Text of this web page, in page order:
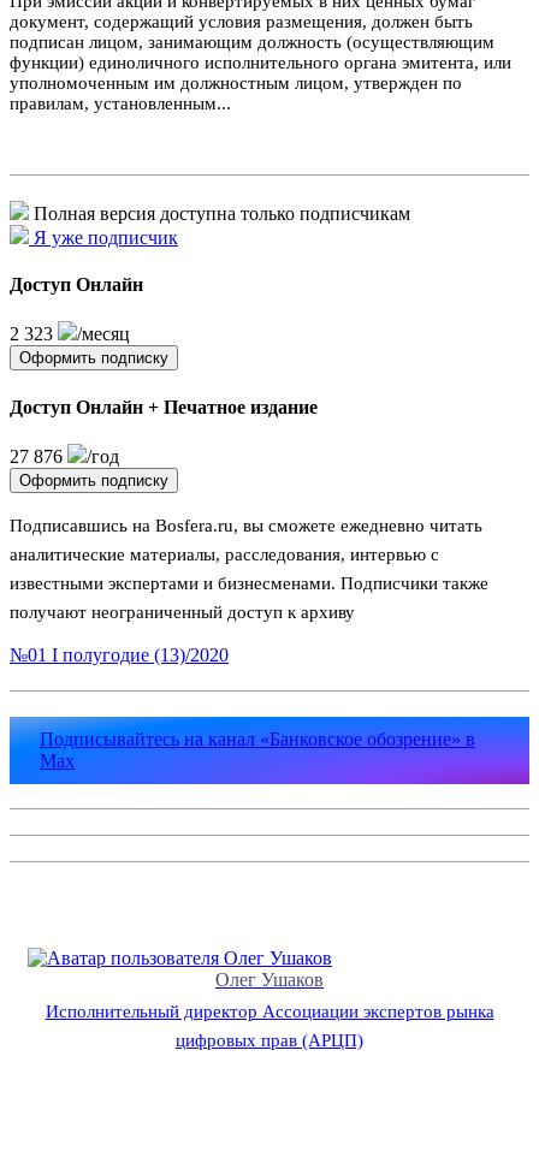
документ, содержащий условия размещения, должен быть
подписан лицом, занимающим должность (осуществляющим
функции) единоличного исполнительного органа эмитента, или
уполномоченным им должностным лицом, утвержден по
правилам, установленным...
Полная версия доступна только подписчикам
Я уже подписчик
Доступ Онлайн
2 323 /месяц
Оформить подписку
Доступ Онлайн + Печатное издание
27 876 /год
Оформить подписку
Подписавшись на Bosfera.ru, вы сможете ежедневно читать
аналитические материалы, расследования, интервью с
известными экспертами и бизнесменами. Подписчики также
получают неограниченный доступ к архиву
№01 I полугодие (13)/2020
Подписывайтесь на канал «Банковское обозрение» в
Max
Олег Ушаков
Исполнительный директор Ассоциации экспертов рынка
цифровых прав (АРЦП)